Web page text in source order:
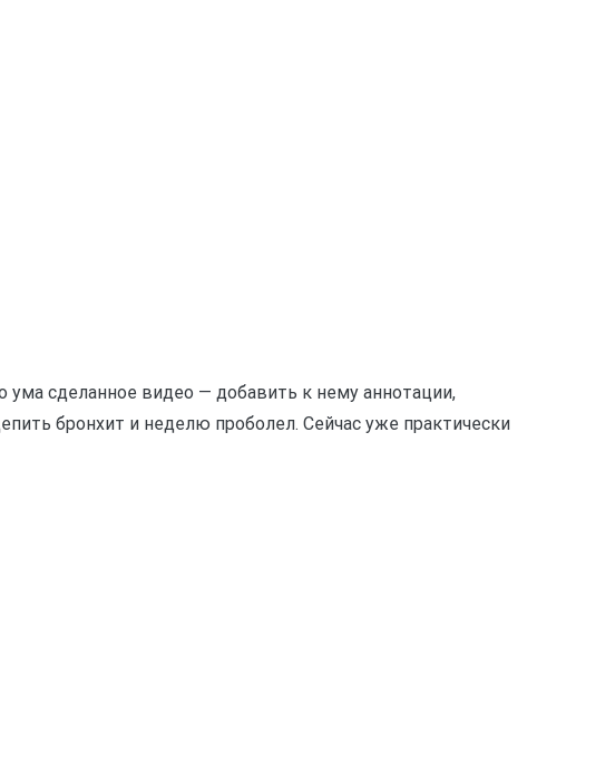
сделанное видео — добавить к нему аннотации,
бронхит и неделю проболел. Сейчас уже практически